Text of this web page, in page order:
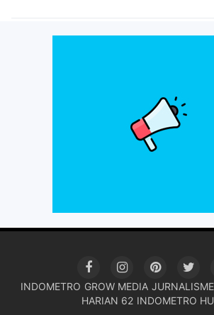
INDOMETRO GROW MEDIA JURNALISME
HARIAN 62 INDOMETRO